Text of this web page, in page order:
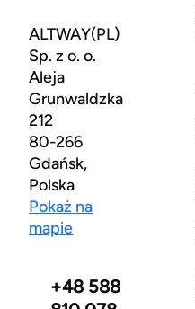
ALTWAY(PL)
Sp. z o. o.
Aleja
Grunwaldzka
212
80-266
Gdańsk,
Polska
Pokaż na
mapie
+48 588